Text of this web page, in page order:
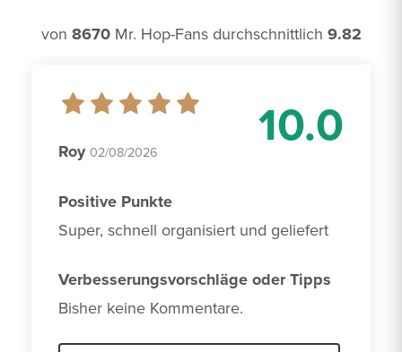
von 8670Mr. Hop-Fans durchschnittlich 9.82
10.0
Roy 02/08/2026
Positive Punkte
Super, schnell organisiert und geliefert
Verbesserungsvorschläge oder Tipps
Bisher keine Kommentare.